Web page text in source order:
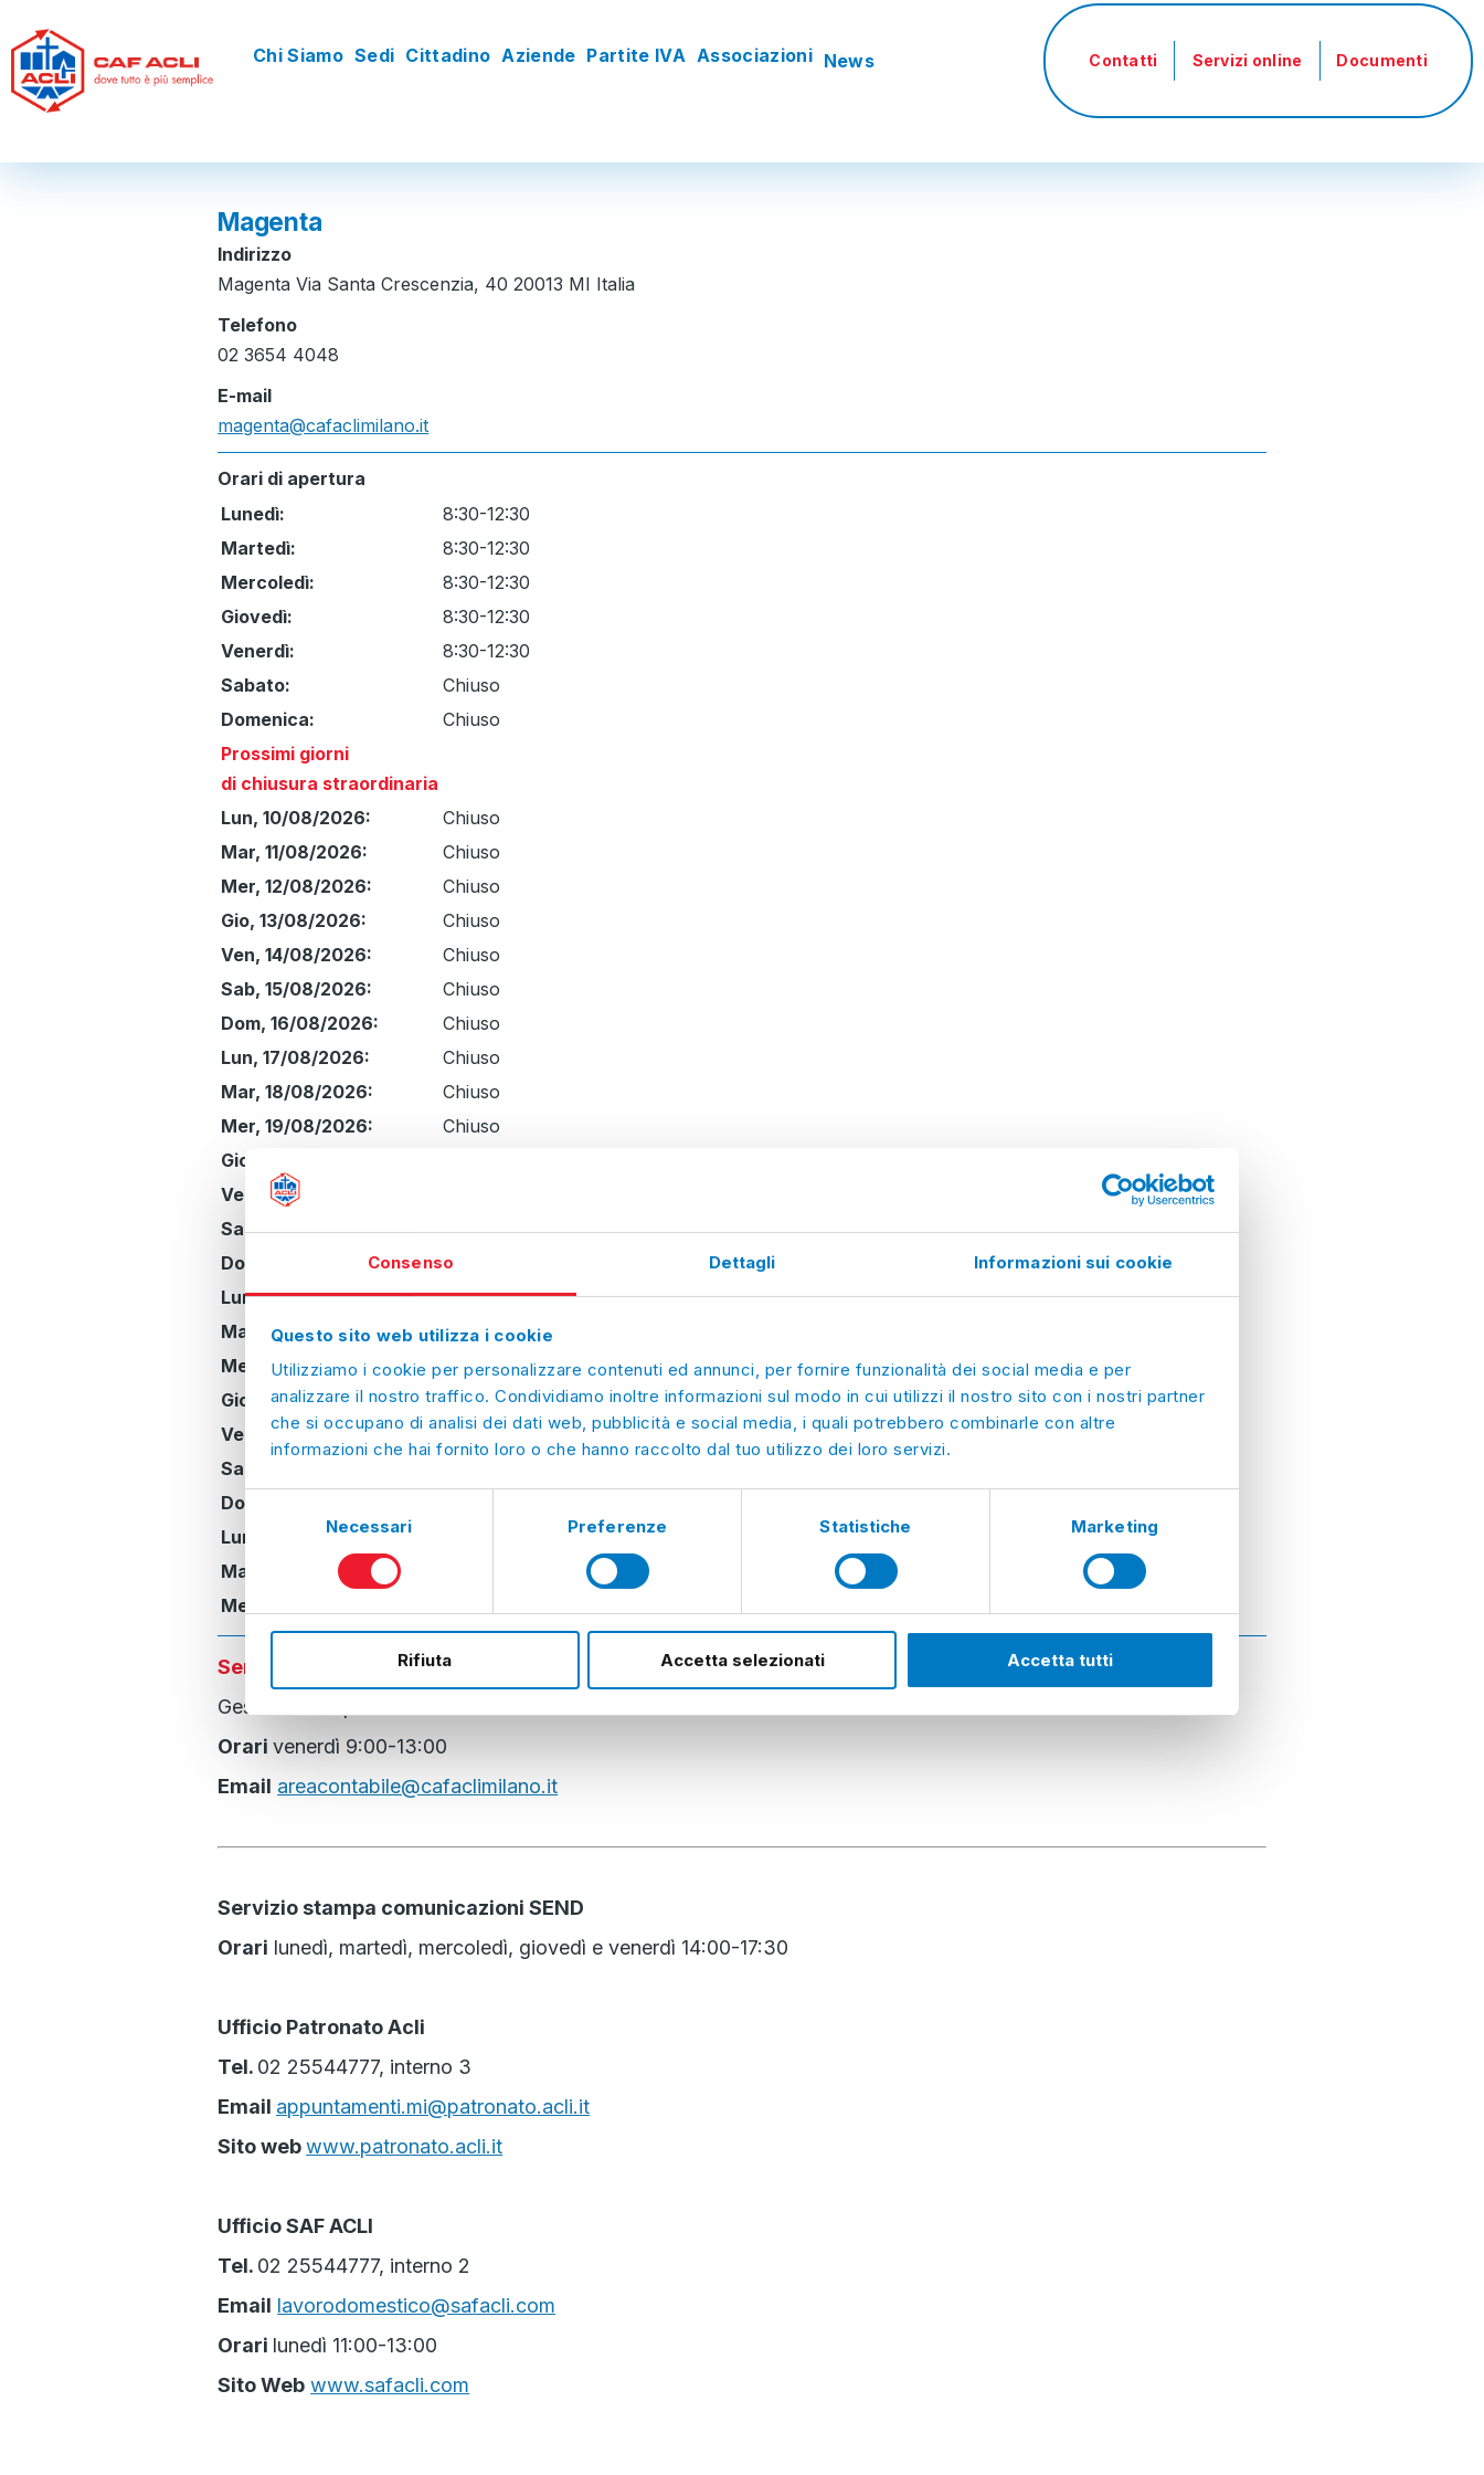
Consenso Dettagli Informazioni sui cookie
Questo sito web utilizza i cookie
Utilizziamo i cookie per personalizzare contenuti ed annunci, per fornire funzionalità dei social media e per
analizzare il nostro traffico. Condividiamo inoltre informazioni sul modo in cui utilizzi il nostro sito con i nostri partner
che si occupano di analisi dei dati web, pubblicità e social media, i quali potrebbero combinarle con altre
informazioni che hai fornito loro o che hanno raccolto dal tuo utilizzo dei loro servizi.
Selezione
Necessari Preferenze Statistiche Marketing
Rifiuta Accetta selezionati Accetta tutti
Navigazione
Chi Siamo Sedi Cittadino Aziende Partite IVA Associazioni News Contatti Servizi online Documenti
Magenta
Indirizzo
Magenta Via Santa Crescenzia, 40 20013 MI Italia
Telefono
02 3654 4048
E-mail
magenta@cafaclimilano.it
Orari di apertura
Giorno
Time
slot
Commento
Lunedì:
8:30-12:30
Martedì:
8:30-12:30
Mercoledì:
8:30-12:30
Giovedì:
8:30-12:30
Venerdì:
8:30-12:30
Sabato:
Chiuso
Domenica:
Chiuso
Prossimi giorni
di chiusura straordinaria
Lun, 10/08/2026:
Chiuso
Mar, 11/08/2026:
Chiuso
Mer, 12/08/2026:
Chiuso
Gio, 13/08/2026:
Chiuso
Ven, 14/08/2026:
Chiuso
Sab, 15/08/2026:
Chiuso
Dom, 16/08/2026:
Chiuso
Lun, 17/08/2026:
Chiuso
Mar, 18/08/2026:
Chiuso
Mer, 19/08/2026:
Chiuso
Gio, 20/08/2026:
Ven, 21/08/2026:
Sab, 22/08/2026:
Chiuso
Dom, 23/08/2026:
Chiuso
Lun, 24/08/2026:
Chiuso
Mar, 25/08/2026:
Chiuso
Mer, 26/08/2026:
Chiuso
Gio, 27/08/2026:
Chiuso
Ven, 28/08/2026:
Chiuso
Sab, 29/08/2026:
Dom, 30/08/2026:
Lun, 31/08/2026:
Mar, 01/09/2026:
Mer, 02/09/2026:
Servizi CAF ACLI aggiuntivi
Gestione completa della contabilità
Orarivenerdì 9:00-13:00
Email areacontabile@cafaclimilano.it
Servizio stampa comunicazioni SEND
Orari lunedì, martedì, mercoledì, giovedì e venerdì 14:00-17:30
Ufficio Patronato Acli
Tel. 02 25544777, interno 3
Email appuntamenti.mi@patronato.acli.it
Sito webwww.patronato.acli.it
Ufficio SAF ACLI
Tel. 02 25544777, interno 2
Email lavorodomestico@safacli.com
Orari lunedì 11:00-13:00
Sito Web www.safacli.com